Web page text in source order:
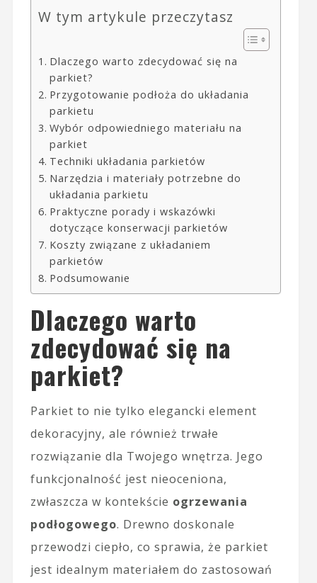
W tym artykule przeczytasz
Dlaczego warto zdecydować się na
parkiet?
Przygotowanie podłoża do układania
parkietu
Wybór odpowiedniego materiału na
parkiet
Techniki układania parkietów
Narzędzia i materiały potrzebne do
układania parkietu
Praktyczne porady i wskazówki
dotyczące konserwacji parkietów
Koszty związane z układaniem
parkietów
Podsumowanie
Dlaczego warto
zdecydować się na
parkiet?
Parkiet to nie tylko elegancki element
dekoracyjny, ale również trwałe
rozwiązanie dla Twojego wnętrza. Jego
funkcjonalność jest nieoceniona,
zwłaszcza w kontekście ogrzewania
podłogowego. Drewno doskonale
przewodzi ciepło, co sprawia, że parkiet
jest idealnym materiałem do zastosowań